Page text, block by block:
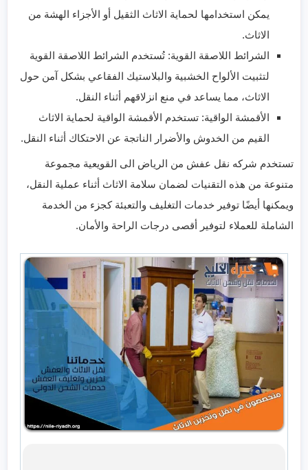
يمكن استخدامها لحماية الاثاث الثقيل أو الأجزاء الهشة من
الاثاث.
الشرائط اللاصقة القوية: تُستخدم الشرائط اللاصقة القوية
لتثبيت الألواح الخشبية والبلاستيك الفقاعي بشكل آمن حول
الاثاث، مما يساعد في منع انزلاقهم أثناء النقل.
الأقمشة الواقية: تستخدم الأقمشة الواقية لحماية الاثاث
القيم من الخدوش والأضرار الناتجة عن الاحتكاك أثناء النقل.
تستخدم شركه نقل عفش من الرياض الى القويعية مجموعة
متنوعة من هذه التقنيات لضمان سلامة الاثاث أثناء عملية النقل،
ويمكنها أيضًا توفير خدمات التغليف والتعبئة كجزء من الخدمة
الشاملة للعملاء لتوفير أقصى درجات الراحة والأمان.